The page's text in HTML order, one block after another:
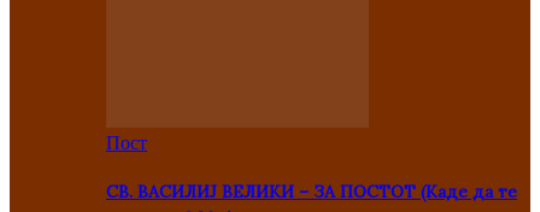
Пост
СВ. ВАСИЛИЈ ВЕЛИКИ – ЗА ПОСТОТ (Каде да те